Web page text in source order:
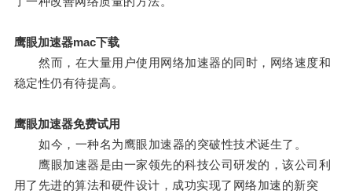
鹰眼加速器mac下载
然而，在大量用户使用网络加速器的同时，网络速度和
稳定性仍有待提高。
鹰眼加速器免费试用
如今，一种名为鹰眼加速器的突破性技术诞生了。
鹰眼加速器是由一家领先的科技公司研发的，该公司利
用了先进的算法和硬件设计，成功实现了网络加速的新突